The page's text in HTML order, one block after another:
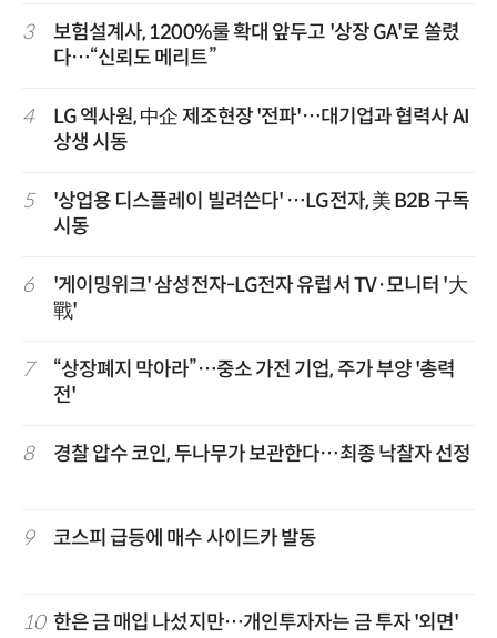
3
보험설계사, 1200%룰 확대 앞두고 '상장 GA'로 쏠렸
다…“신뢰도 메리트”
4
LG 엑사원, 中企 제조현장 '전파'…대기업과 협력사 AI
상생 시동
5
'상업용 디스플레이 빌려쓴다' …LG전자, 美 B2B 구독
시동
6
'게이밍위크' 삼성전자-LG전자 유럽서 TV·모니터 '大
戰'
7
“상장폐지 막아라”…중소 가전 기업, 주가 부양 '총력
전'
8 경찰 압수 코인, 두나무가 보관한다…최종 낙찰자 선정
9 코스피 급등에 매수 사이드카 발동
10 한은 금 매입 나섰지만…개인투자자는 금 투자 '외면'